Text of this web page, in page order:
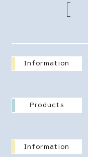
Information
Products
Information